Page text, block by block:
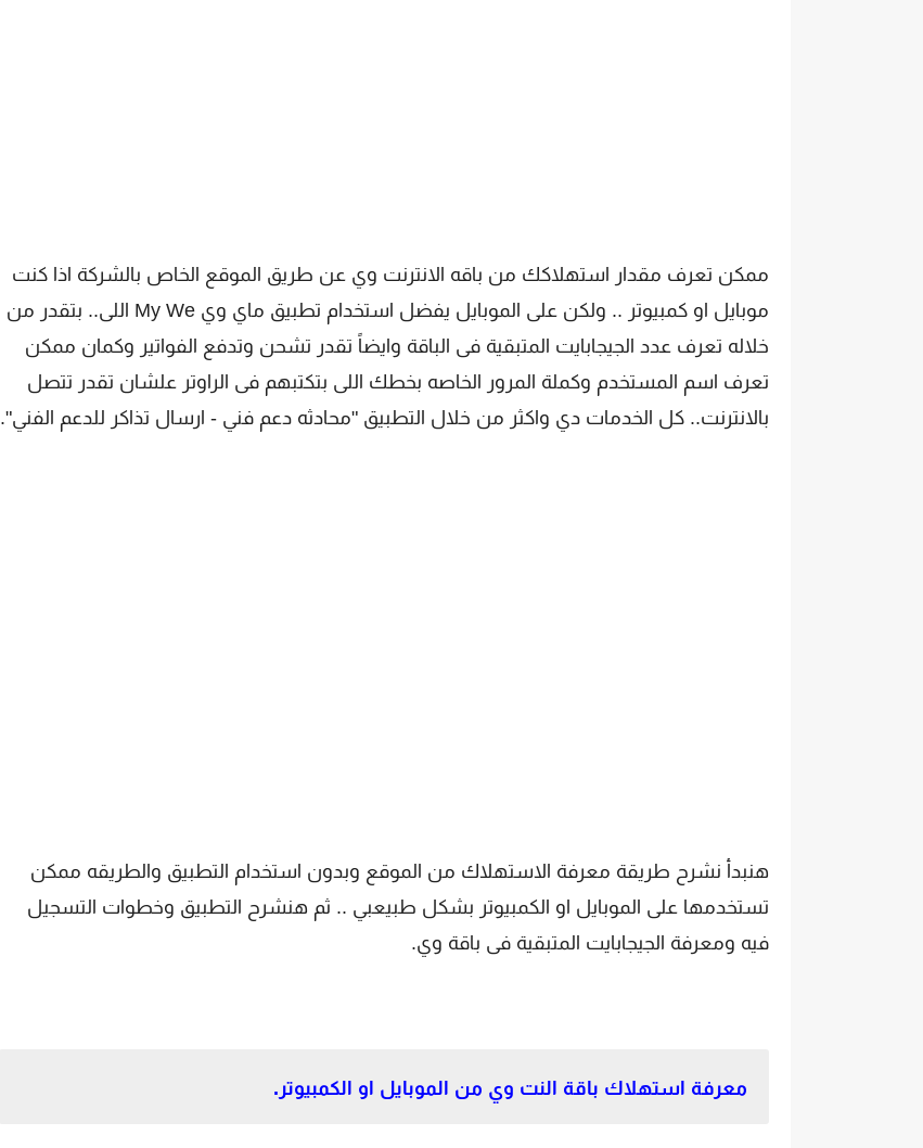
ممكن تعرف مقدار استهلاكك من باقه الانترنت وي عن طريق الموقع الخاص بالشركة اذا كنت
موبايل او كمبيوتر .. ولكن على الموبايل يفضل استخدام تطبيق ماي وي My We اللى.. بتقدر من
خلاله تعرف عدد الجيجابايت المتبقية فى الباقة وايضاً تقدر تشحن وتدفع الفواتير وكمان ممكن
تعرف اسم المستخدم وكملة المرور الخاصه بخطك اللى بتكتبهم فى الراوتر علشان تقدر تتصل
بالانترنت.. كل الخدمات دي واكثر من خلال التطبيق "محادثه دعم فني - ارسال تذاكر للدعم الفني".
هنبدأ نشرح طريقة معرفة الاستهلاك من الموقع وبدون استخدام التطبيق والطريقه ممكن
تستخدمها على الموبايل او الكمبيوتر بشكل طبيعبي .. ثم هنشرح التطبيق وخطوات التسجيل
فيه ومعرفة الجيجابايت المتبقية فى باقة وي.
معرفة استهلاك باقة النت وي من الموبايل او الكمبيوتر.